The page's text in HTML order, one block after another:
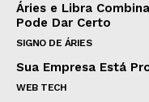
Áries e Libra
Pode Dar Certo
SIGNO DE ÁRIES
Sua Empresa Está
WEB TECH